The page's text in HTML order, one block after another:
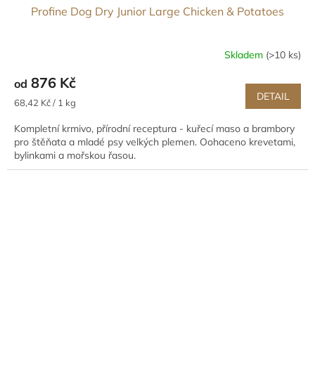
Profine Dog Dry Junior Large Chicken & Potatoes
Skladem (>10 ks)
od 876 Kč
Měrná
68,42 Kč / 1 kg DETAIL
Kompletní krmivo, přírodní receptura - kuřecí maso a brambory
pro štěňata a mladé psy velkých plemen. Oohaceno krevetami,
bylinkami a mořskou řasou.